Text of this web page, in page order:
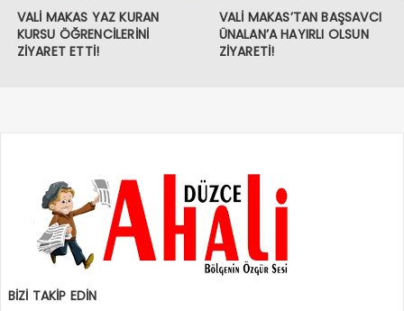
VALİ MAKAS YAZ KURAN
KURSU ÖĞRENCİLERİNİ
ZİYARET ETTİ!
VALİ MAKAS’TAN BAŞSAVCI
ÜNALAN’A HAYIRLI OLSUN
ZİYARETİ!
BİZİ TAKİP EDİN